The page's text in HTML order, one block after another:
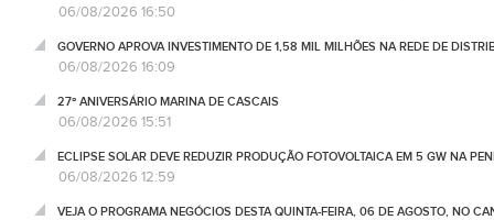
06/08/2026 16:50
GOVERNO APROVA INVESTIMENTO DE 1,58 MIL MILHÕES NA REDE DE
06/08/2026 16:09
27º ANIVERSÁRIO MARINA DE CASCAIS
06/08/2026 15:51
ECLIPSE SOLAR DEVE REDUZIR PRODUÇÃO FOTOVOLTAICA EM 5 GW NA
06/08/2026 12:59
VEJA O PROGRAMA NEGÓCIOS DESTA QUINTA-FEIRA, 06 DE AGOSTO, NO